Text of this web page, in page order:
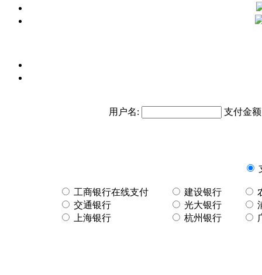
用户名: 支付金
工商银行在线支付 建设银行
交通银行
光大银行
上海银行
杭州银行